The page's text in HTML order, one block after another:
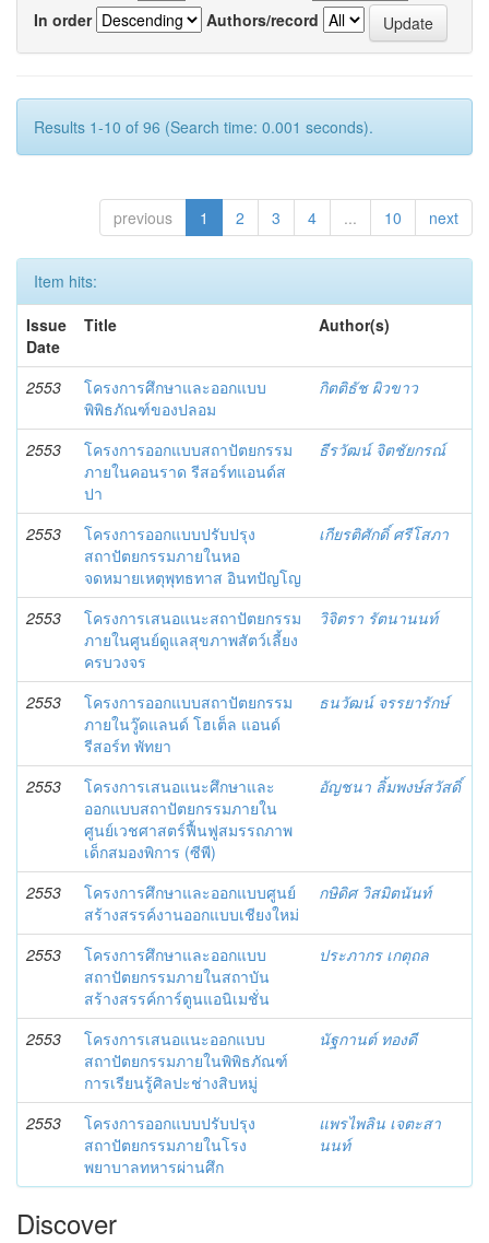
In order
Authors/record
Results 1-10 of 96 (Search time: 0.001 seconds).
previous 1 2 3 4 ... 10 next
Item hits:
Issue
Date
Title Author(s)
2553
โครงการศึกษาและออกแบบ
พิพิธภัณฑ์ของปลอม
กิตติธัช ผิวขาว
2553
โครงการออกแบบสถาปัตยกรรม
ภายในคอนราด รีสอร์ทแอนด์ส
ปา
ธีรวัฒน์ จิตชัยกรณ์
2553
โครงการออกแบบปรับปรุง
สถาปัตยกรรมภายในหอ
จดหมายเหตุพุทธทาส อินทปัญโญ
เกียรติศักดิ์ ศรีโสภา
2553
โครงการเสนอแนะสถาปัตยกรรม
ภายในศูนย์ดูแลสุขภาพสัตว์เลี้ยง
ครบวงจร
วิจิตรา รัตนานนท์
2553
โครงการออกแบบสถาปัตยกรรม
ภายในวู๊ดแลนด์ โฮเต็ล แอนด์
รีสอร์ท พัทยา
ธนวัฒน์ จรรยารักษ์
2553
โครงการเสนอแนะศึกษาและ
ออกแบบสถาปัตยกรรมภายใน
ศูนย์เวชศาสตร์ฟื้นฟูสมรรถภาพ
เด็กสมองพิการ (ซีพี)
อัญชนา ลิ้มพงษ์สวัสดิ์
2553
โครงการศึกษาและออกแบบศูนย์
สร้างสรรค์งานออกแบบเชียงใหม่
กษิดิศ วิสมิตนันท์
2553
โครงการศึกษาและออกแบบ
สถาปัตยกรรมภายในสถาบัน
สร้างสรรค์การ์ตูนแอนิเมชั่น
ประภากร เกตุถล
2553
โครงการเสนอแนะออกแบบ
สถาปัตยกรรมภายในพิพิธภัณฑ์
การเรียนรู้ศิลปะช่างสิบหมู่
นัฐกานต์ ทองดี
2553
โครงการออกแบบปรับปรุง
สถาปัตยกรรมภายในโรง
พยาบาลทหารผ่านศึก
แพรไพลิน เจตะสา
นนท์
Discover